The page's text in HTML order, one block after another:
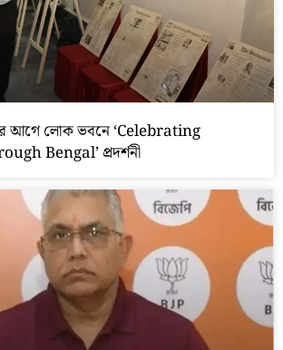
আগে লোক ভবনে ‘Celebrating
Bengal’ প্রদর্শনী